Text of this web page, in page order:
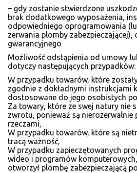
– gdy zostanie stwierdzone
brak dodatkowego wyposażenia,
odpowiedniego oprogramowania
zerwania plomby zabezpieczającej),
gwarancyjnego
Możliwość odstąpienia od umowy
dotyczy następujących przypadków:
W przypadku towarów, które
zgodnie z dokładnymi instrukcjami
dostosowane do jego osobistych
Za towary, które ze swej natury nie
zwrotu, ponieważ są nierozerwalnie
rzeczami,
W przypadku towarów, które są
tracą ważność,
W przypadku zapieczętowanych
wideo i programów
otworzył plombę zabezpieczającą